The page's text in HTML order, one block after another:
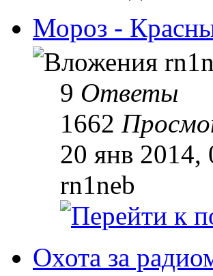
Мороз -
9 Ответы
1662
20 янв 2014,
rn1neb
Охота за